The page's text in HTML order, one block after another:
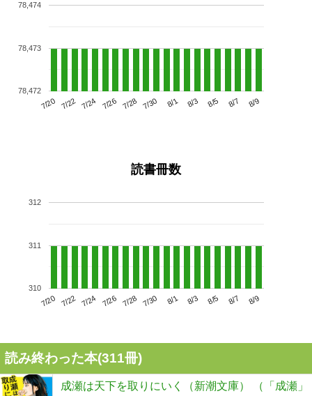
7/20 7/22 7/24 7/26 7/28 7/30 8/1 8/3 8/5 8/7 8/9
78,472
78,473
78,474
読書冊数
7/20 7/22 7/24 7/26 7/28 7/30 8/1 8/3 8/5 8/7 8/9
310
311
312
読み終わった本(311冊)
成瀬は天下を取りにいく（新潮文庫） （「成瀬」